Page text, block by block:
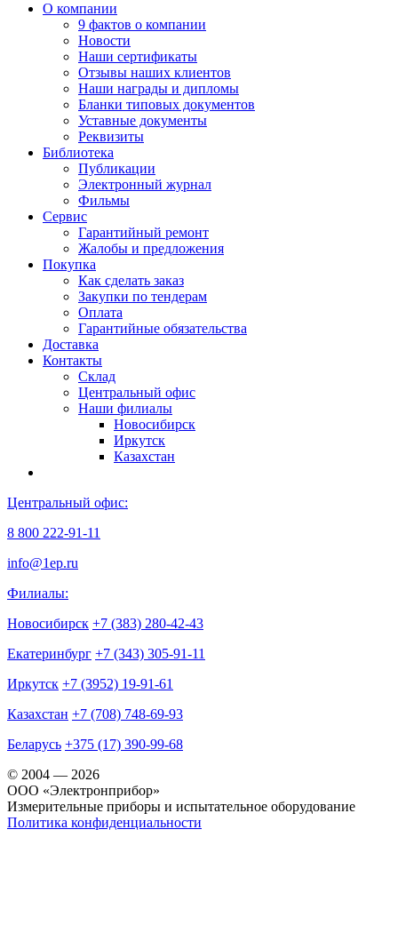
О компании
9 фактов о компании
Новости
Наши сертификаты
Отзывы наших клиентов
Наши награды и дипломы
Бланки типовых документов
Уставные документы
Реквизиты
Библиотека
Публикации
Электронный журнал
Фильмы
Сервис
Гарантийный ремонт
Жалобы и предложения
Покупка
Как сделать заказ
Закупки по тендерам
Оплата
Гарантийные обязательства
Доставка
Контакты
Склад
Центральный офис
Наши филиалы
Новосибирск
Иркутск
Казахстан
Центральный офис:
8 800 222-91-11
info@1ep.ru
Филиалы:
Новосибирск +7 (383) 280-42-43
Екатеринбург +7 (343) 305-91-11
Иркутск +7 (3952) 19-91-61
Казахстан +7 (708) 748-69-93
Беларусь +375 (17) 390-99-68
© 2004 — 2026
OOO «Электронприбор»
Измерительные приборы и испытательное оборудование
Политика конфиденциальности